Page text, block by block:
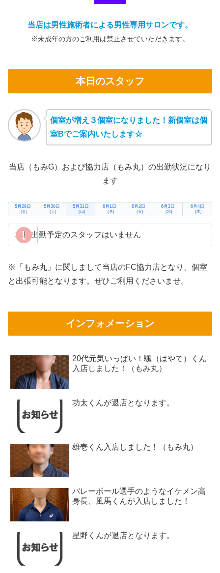
当店は男性施術者による男性専用サロンです。
※未成年の方のご利用は禁止させていただきます。
本日のスタッフ
個室が増え３個室になりました！新個室は個
室Bでご案内いたします☆
当店（もみG）および協力店（もみ丸）の出勤状況になり
ます
5月29日
(金)
5月30日
(土)
5月31日
(日)
6月1日
(月)
6月2日
(火)
6月3日
(水)
6月4日
(木)
本日出勤予定のスタッフはいません
※「もみ丸」に関しまして当店のFC協力店となり、個室
と出張可能となります。ぜひご利用くださいませ。
インフォメーション
20代元気いっぱい！颯（はやて）くん
入店しました！（もみ丸）
功太くんが退店となります。
雄壱くん入店しました！（もみ丸）
バレーボール選手のようなイケメン高
身長、風馬くんが入店しました！
星野くんが退店となります。